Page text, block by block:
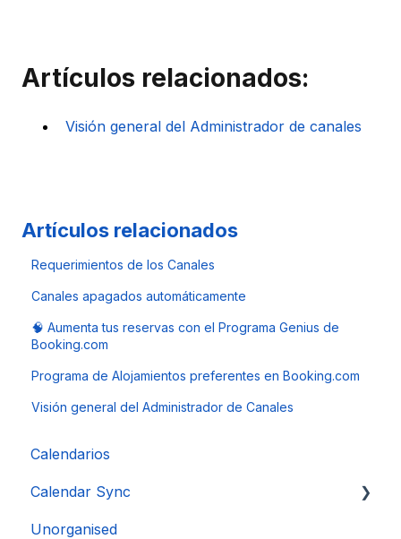
Artículos relacionados:
Visión general del Administrador de canales
Artículos relacionados
Requerimientos de los Canales
Canales apagados automáticamente
🧠 Aumenta tus reservas con el Programa Genius de
Booking.com
Programa de Alojamientos preferentes en Booking.com
Visión general del Administrador de Canales
Calendarios
Calendar Sync
Importación de calendarios populares
Unorganised